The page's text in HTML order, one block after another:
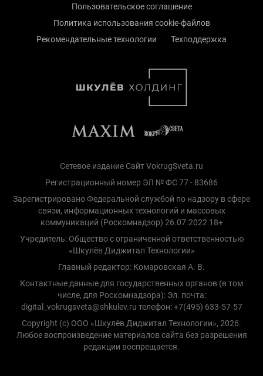
Пользовательское соглашение
Политика использования cookie-файлов
Рекомендательные технологии
Техподдержка
Сетевое издание Сайт VokrugSveta.ru
Регистрационный номер ЭЛ № ФС 77 - 83686
Зарегистрировано Федеральной службой по надзору в сфере
связи, информационных технологий и массовых
коммуникаций (Роскомнадзор) 26.07.2022 18+
Учредитель: Общество с ограниченной ответственностью
«Шкулёв Диджитал Технологии»
Главный редактор: Комаровская А. В.
Контактные данные для государственных органов (в том
числе, для Роскомнадзора): Эл. почта:
digital_vokrugsveta@shkulev.ru телефон: +7(495) 633-57-57
Copyright (с) ООО «Шкулёв Диджитал Технологии», 2026.
Любое воспроизведение материалов сайта без разрешения
редакции воспрещается.